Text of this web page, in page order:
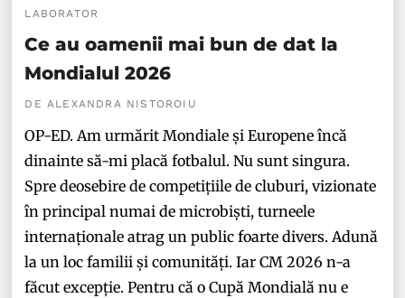
LABORATOR
Ce au oamenii mai bun de dat la
Mondialul 2026
DE ALEXANDRA NISTOROIU
OP-ED. Am urmărit Mondiale și Europene încă
dinainte să-mi placă fotbalul. Nu sunt singura.
Spre deosebire de competițiile de cluburi, vizionate
în principal numai de microbiști, turneele
internaționale atrag un public foarte divers. Adună
la un loc familii și comunități. Iar CM 2026 n-a
făcut excepție. Pentru că o Cupă Mondială nu e